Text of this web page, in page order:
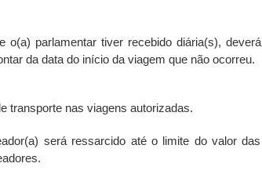
parlamentar tiver recebido diária(s), deverá
da data do início da viagem que não ocorreu.
transporte nas viagens autorizadas.
será ressarcido até o limite do valor das